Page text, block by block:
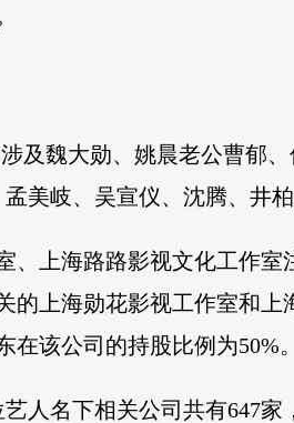
及魏大勋、姚晨老公曹郁
美岐、吴宣仪、沈腾、井柏
上海路路影视文化工作室
的上海勋花影视工作室和上
该公司的持股比例为50%。
人名下相关公司共有647家